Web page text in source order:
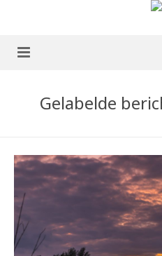
Boek te koop
blog
publicaties
Gelabelde